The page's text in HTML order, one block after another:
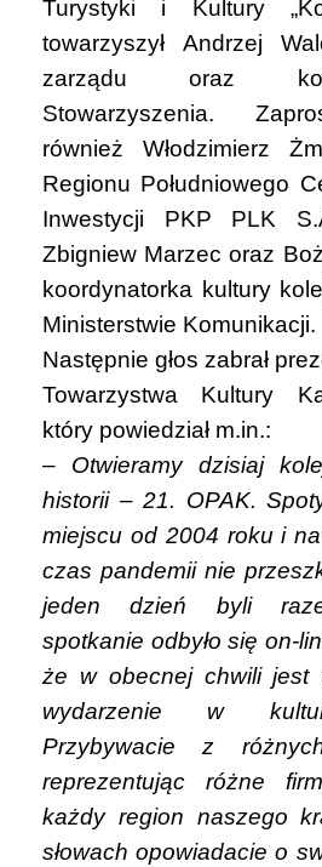
Turystyki i Kultury
towarzyszył Andrzej
zarządu oraz
Stowarzyszenia.
również Włodzimierz
Regionu Południowego
Inwestycji PKP PLK
Zbigniew Marzec oraz
koordynatorka kultury
Ministerstwie Komunikacji.
Następnie głos zabrał
Towarzystwa Kultury
który powiedział m.in.:
– Otwieramy dzisiaj
historii – 21. OPAK.
miejscu od 2004 roku i
czas pandemii nie
jeden dzień byli
spotkanie odbyło się on-
że w obecnej chwili jest
wydarzenie w
Przybywacie z
reprezentując różne
każdy region naszego
słowach opowiadacie o